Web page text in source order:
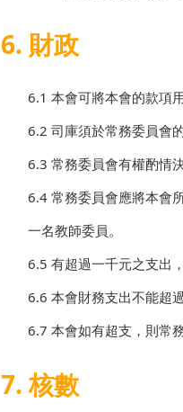
6. 財政
6.1 本會可將本會的款項
6.2 司庫須於常務委員會
6.3 常務委員會有權酌情
6.4 常務委員會應將本會
一名教師委員。
6.5 有超過一千元之支出
6.6 本會財務支出不能超
6.7 本會如有超支，則常
7. 核數